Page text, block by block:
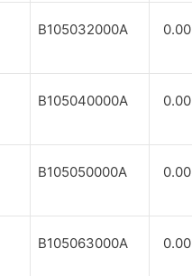
B105032000A 0.00
B105040000A 0.00
B105050000A 0.00
B105063000A 0.00